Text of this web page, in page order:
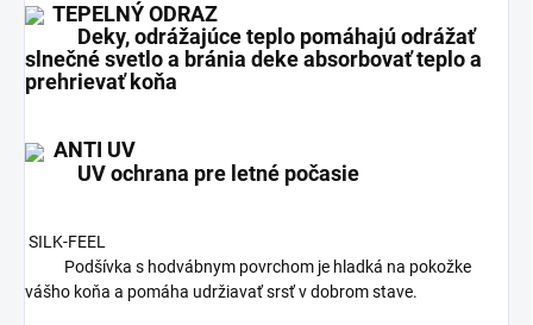
TEPELNÝ ODRAZ
Deky, odrážajúce teplo pomáhajú odrážať
slnečné svetlo a bránia deke absorbovať teplo a
prehrievať koňa
ANTI UV
UV ochrana pre letné počasie
SILK-FEEL
Podšívka s hodvábnym povrchom je hladká na pokožke
vášho koňa a pomáha udržiavať srsť v dobrom stave.